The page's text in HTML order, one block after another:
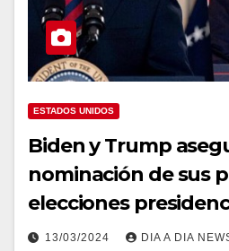
ESTADOS UNIDOS
Biden y Trump
nominación de sus
elecciones
13/03/2024 DIA A DIA